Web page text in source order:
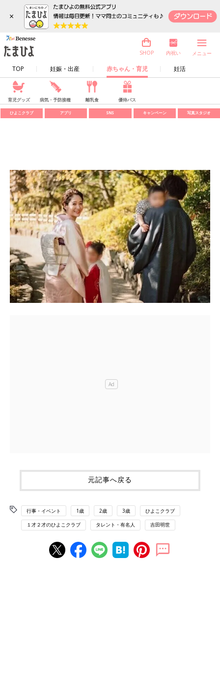
×
TOP 妊娠・出産 赤ちゃん・育児 妊活
SHOP 内祝い メニュー
育児グッズ 病気・予防接種 離乳食 優待パス
ひよこクラブ アプリ SNS キャンペーン 写真スタジオ
元記事へ戻る
行事・イベント 1歳 2歳 3歳 ひよこクラブ
１才２才のひよこクラブ タレント・有名人 吉田明世